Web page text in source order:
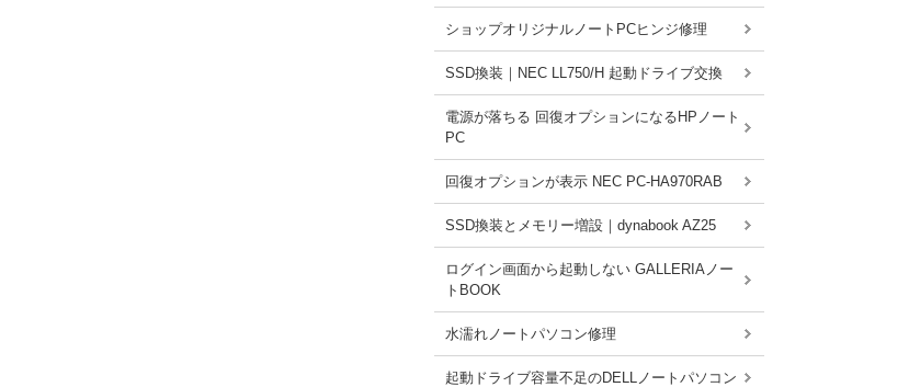
ショップオリジナルノートPCヒンジ修理
SSD換装｜NEC LL750/H 起動ドライブ交換
電源が落ちる 回復オプションになるHPノート
PC
回復オプションが表示 NEC PC-HA970RAB
SSD換装とメモリー増設｜dynabook AZ25
ログイン画面から起動しない GALLERIAノー
トBOOK
水濡れノートパソコン修理
起動ドライブ容量不足のDELLノートパソコン